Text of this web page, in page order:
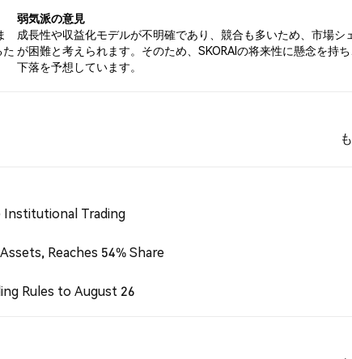
た
弱気派の意見
成長性や収益化モデルが不明確であり、競合も多いため、市場シ
が困難と考えられます。そのため、SKORAIの将来性に懸念を持
下落を予想しています。
Institutional Trading
Reaches 54% Share
Rules to August 26